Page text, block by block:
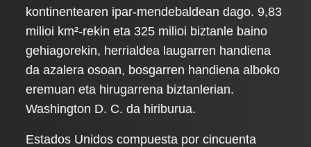
kontinentearen ipar-mendebaldean dago. 9,83
milioi km²-rekin eta 325 milioi biztanle baino
gehiagorekin, herrialdea laugarren handiena
da azalera osoan, bosgarren handiena alboko
eremuan eta hirugarrena biztanlerian.
Washington D. C. da hiriburua.
Estados Unidos compuesta por cincuenta